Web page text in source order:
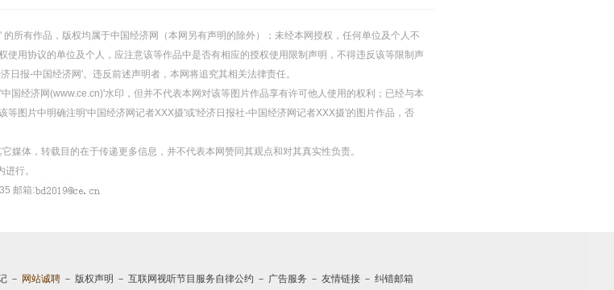
所有作品，版权均属于中国经济网（本网另有声明的除外）；未经本网授权，任何单位及个人不
用协议的单位及个人，应注意该等作品中是否有相应的授权使用限制声明，不得违反该等限制声
日报-中国经济网'。违反前述声明者，本网将追究其相关法律责任。
国经济网(www.ce.cn)'水印，但并不代表本网对该等图片作品享有许可他人使用的权利；已经与本
图片中明确注明'中国经济网记者XXX摄'或'经济日报社-中国经济网记者XXX摄'的图片作品，否
媒体，转载目的在于传递更多信息，并不代表本网赞同其观点和对其真实性负责。
行。
邮箱:
－ 网站诚聘 － 版权声明 － 互联网视听节目服务自律公约 － 广告服务 － 友情链接 － 纠错邮箱